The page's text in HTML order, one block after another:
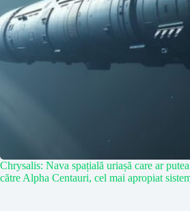
Chrysalis: Nava spațială uriașă care ar
către Alpha Centauri, cel mai apropiat